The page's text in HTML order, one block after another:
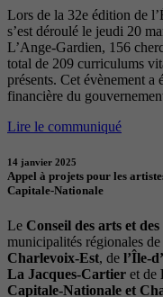
Lors de la 32e édition de
s’est déroulé le jeudi 20
L’Ange-Gardien, 156
total de 209 curriculums
présents. Cet évènement a
financière du
Lire le communiqué
14 janvier 2025
Appel à projets pour les
Capitale-Nationale
Le Conseil des arts et
municipalités régionales
Charlevoix-Est, de l’Île-
La Jacques-Cartier et de
Capitale-Nationale et